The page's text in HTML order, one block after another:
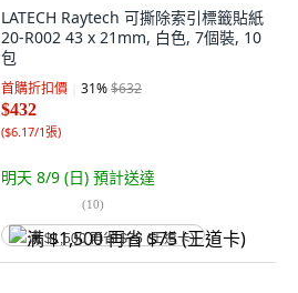
LATECH Raytech 可撕除索引標籤貼紙
20-R002 43 x 21mm, 白色, 7個裝, 10
包
首購折扣價 31%$632
$432
($6.17/1張)
明天 8/9 (日) 預計送達
(10)
满 $1,500 再省 $75 (王道卡)